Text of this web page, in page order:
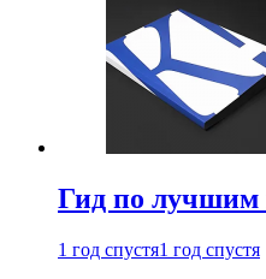
Гид по лучшим
1 год спустя1 год спустя